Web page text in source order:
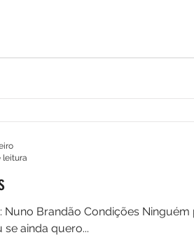
Nuno Brandão Condições
se ainda quero...
leitura